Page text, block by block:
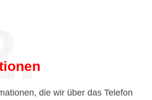
die wir über das Telefon